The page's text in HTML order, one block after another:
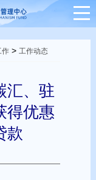
作> 工作动态
汇、驻
得优惠
款